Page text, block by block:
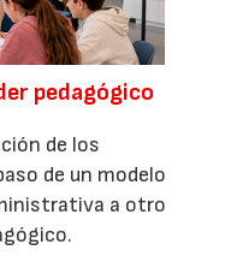
pedagógico
de los
de un modelo
a otro